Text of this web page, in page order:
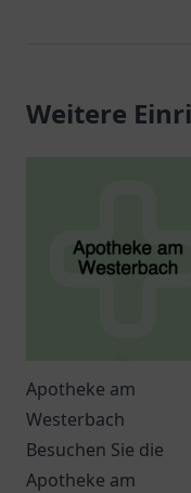
Weitere
Apotheke am
Westerbach
Besuchen Sie die
Apotheke am